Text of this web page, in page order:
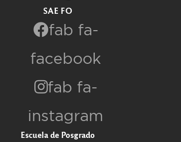
SAE FO
fab fa-
facebook
fab fa-
instagram
Escuela de Posgrado